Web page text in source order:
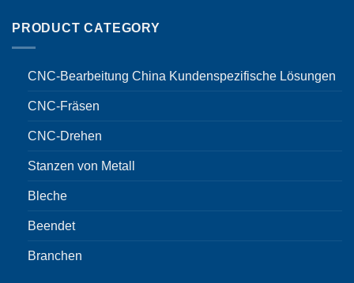
PRODUCT CATEGORY
CNC-Bearbeitung China Kundenspezifische Lösungen
CNC-Fräsen
CNC-Drehen
Stanzen von Metall
Bleche
Beendet
Branchen